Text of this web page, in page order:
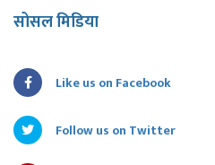
सोसल मिडिया
Like us on Facebook
Follow us on Twitter